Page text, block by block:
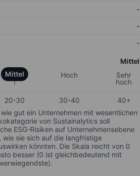
-
-
-
Mittel
Mittel Hoch
Sehr
hoch
20-30 30-40
40+
gut ein Unternehmen mit wesentlichen
von Sustainalytics soll
ESG-Risiken auf Unternehmensebene
sie sich auf die langfristige
könnten. Die Skala reicht von 0
besser (0 ist gleichbedeutend mit